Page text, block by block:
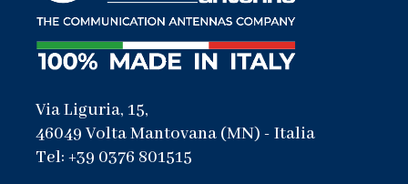
Via Liguria, 15,
46049 Volta Mantovana (MN) - Italia
Tel: +39 0376 801515